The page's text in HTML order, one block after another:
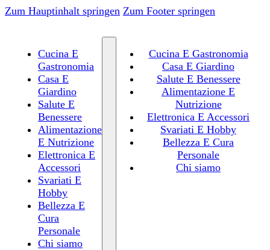
Zum Hauptinhalt springen Zum Footer springen
Cucina E
Gastronomia
Casa E
Giardino
Salute E
Benessere
Alimentazione
E Nutrizione
Elettronica E
Accessori
Svariati E
Hobby
Bellezza E
Cura
Personale
Chi siamo
Cucina E Gastronomia
Casa E Giardino
Salute E Benessere
Alimentazione E
Nutrizione
Elettronica E Accessori
Svariati E Hobby
Bellezza E Cura
Personale
Chi siamo